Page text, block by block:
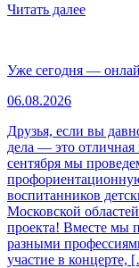
Читать далее
Уже сегодня —
06.08.2026
Друзья, если вы
дела — это
сентября мы
воспитанников
Московской
проекта! Вместе мы
разными
участие в концерте,